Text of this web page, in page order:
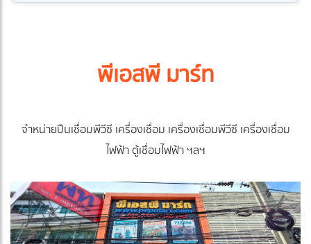
พีเอสพี มาร์ท
จำหน่ายปืนเชื่อมพีวีซี เครื่องเชื่อม เครื่องเชื่อมพีวีซี เครื่องเชื่อม
ไฟฟ้า ตู้เชื่อมไฟฟ้า ฯลฯ